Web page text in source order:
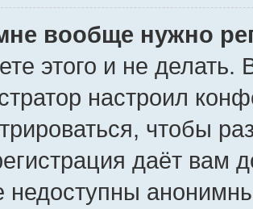
вообще нужно
этого и не делать.
настроил
чтобы
даёт вам
недоступны